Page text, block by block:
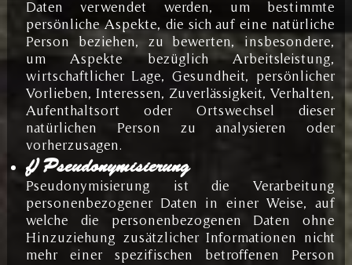
Daten verwendet werden, um bestimmte
persönliche Aspekte, die sich auf eine natürliche
Person beziehen, zu bewerten, insbesondere,
um Aspekte bezüglich Arbeitsleistung,
wirtschaftlicher Lage, Gesundheit, persönlicher
Vorlieben, Interessen, Zuverlässigkeit, Verhalten,
Aufenthaltsort oder Ortswechsel dieser
natürlichen Person zu analysieren oder
vorherzusagen.
f) Pseudonymisierung
Pseudonymisierung ist die Verarbeitung
personenbezogener Daten in einer Weise, auf
welche die personenbezogenen Daten ohne
Hinzuziehung zusätzlicher Informationen nicht
mehr einer spezifischen betroffenen Person